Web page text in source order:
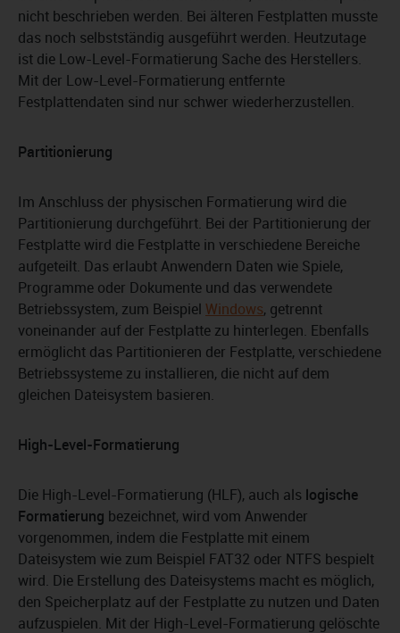
nicht beschrieben werden. Bei älteren Festplatten musste
das noch selbstständig ausgeführt werden. Heutzutage
ist die Low-Level-Formatierung Sache des Herstellers.
Mit der Low-Level-Formatierung entfernte
Festplattendaten sind nur schwer wiederherzustellen.
Partitionierung
Im Anschluss der physischen Formatierung wird die
Partitionierung durchgeführt. Bei der Partitionierung der
Festplatte wird die Festplatte in verschiedene Bereiche
aufgeteilt. Das erlaubt Anwendern Daten wie Spiele,
Programme oder Dokumente und das verwendete
Betriebssystem, zum Beispiel Windows, getrennt
voneinander auf der Festplatte zu hinterlegen. Ebenfalls
ermöglicht das Partitionieren der Festplatte, verschiedene
Betriebssysteme zu installieren, die nicht auf dem
gleichen Dateisystem basieren.
High-Level-Formatierung
Die High-Level-Formatierung (HLF), auch als logische
Formatierung bezeichnet, wird vom Anwender
vorgenommen, indem die Festplatte mit einem
Dateisystem wie zum Beispiel FAT32 oder NTFS bespielt
wird. Die Erstellung des Dateisystems macht es möglich,
den Speicherplatz auf der Festplatte zu nutzen und Daten
aufzuspielen. Mit der High-Level-Formatierung gelöschte